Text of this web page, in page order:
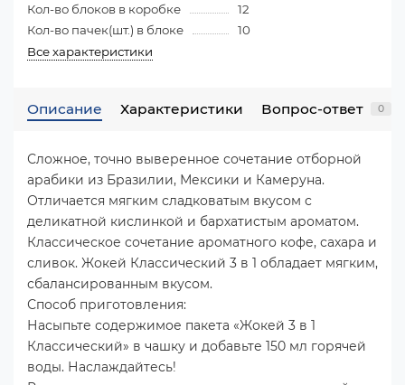
Кол-во блоков в коробке
12
Кол-во пачек(шт.) в блоке
10
Все характеристики
Описание Характеристики Вопрос-ответ 0
Сложное, точно выверенное сочетание отборной
арабики из Бразилии, Мексики и Камеруна.
Отличается мягким сладковатым вкусом с
деликатной кислинкой и бархатистым ароматом.
Классическое сочетание ароматного кофе, сахара и
сливок. Жокей Классический 3 в 1 обладает мягким,
сбалансированным вкусом.
Способ приготовления:
Насыпьте содержимое пакета «Жокей 3 в 1
Классический» в чашку и добавьте 150 мл горячей
воды. Наслаждайтесь!